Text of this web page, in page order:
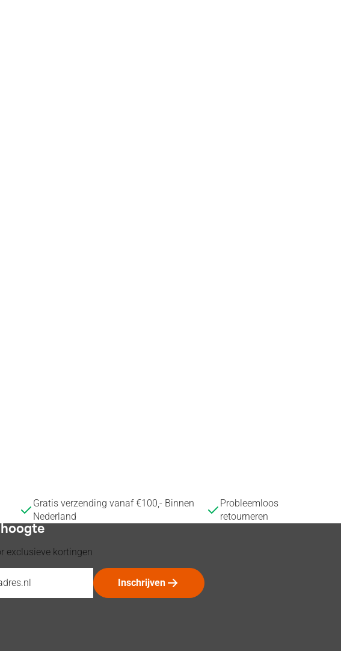
Gratis verzending vanaf €100,- Binnen
Nederland
Probleemloos
retourneren
hoogte
exclusieve kortingen
Inschrijven